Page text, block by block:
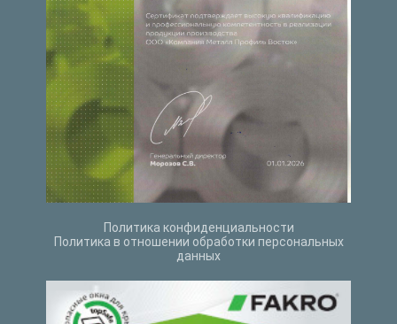
Политика конфиденциальности
Политика в отношении обработки персональных
данных